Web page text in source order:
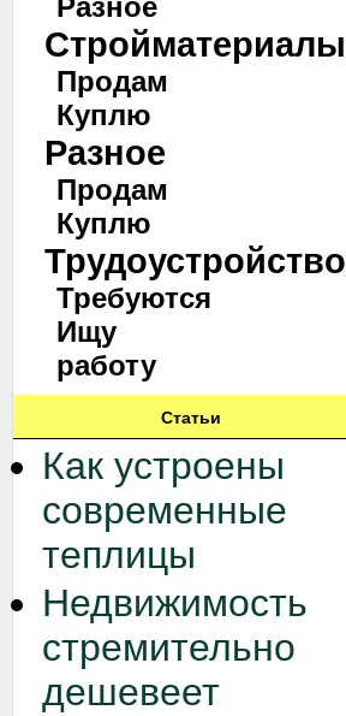
Разное
Стройматериалы
Продам
Куплю
Разное
Продам
Куплю
Трудоустройство
Требуются
Ищу
работу
Статьи
Как устроены
современные
теплицы
Недвижимость
стремительно
дешевеет